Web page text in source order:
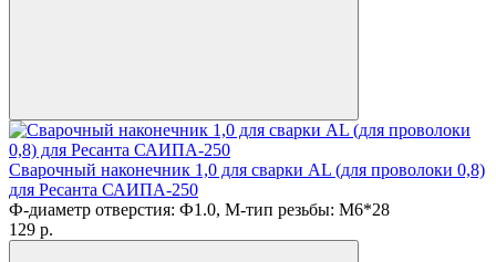
Сварочный наконечник 1,0 для сварки AL (для проволоки 0,8)
для Ресанта САИПА-250
Ф-диаметр отверстия: Ф1.0, М-тип резьбы: M6*28
129 p.